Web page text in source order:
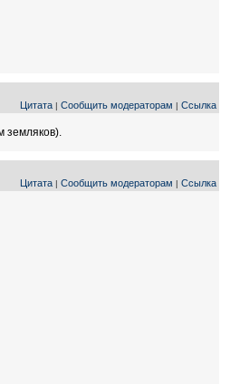
Цитата | Сообщить модераторам | Ссылка
земляков).
Цитата | Сообщить модераторам | Ссылка